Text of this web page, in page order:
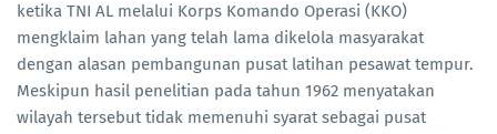
ketika TNI AL melalui Korps Komando Operasi (KKO)
mengklaim lahan yang telah lama dikelola masyarakat
dengan alasan pembangunan pusat latihan pesawat tempur.
Meskipun hasil penelitian pada tahun 1962 menyatakan
wilayah tersebut tidak memenuhi syarat sebagai pusat